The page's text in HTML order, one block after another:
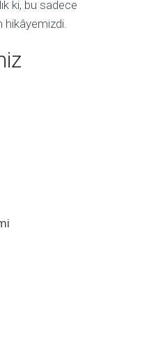
ki, bu sadece
hikâyemizdi.